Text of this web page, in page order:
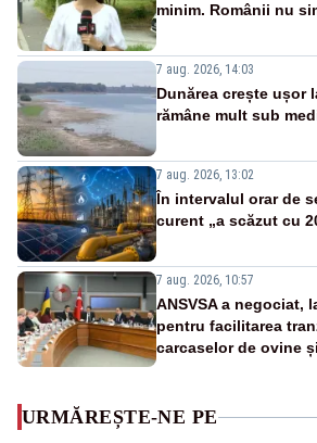
minim. Românii nu
7 aug. 2026, 14:03
Dunărea crește ușor
rămâne mult sub
7 aug. 2026, 13:02
În intervalul orar de
curent „a scăzut cu
7 aug. 2026, 10:57
ANSVSA a negociat,
pentru facilitarea
carcaselor de ovine
URMĂREȘTE-NE PE